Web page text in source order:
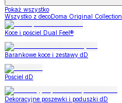
Pokaż wszystko
Wszystko z decoDoma Original Collection
Koce i pościel Dual Feel®
Barankowe koce i zestawy dD
Pościel dD
Dekoracyjne poszewki i poduszki dD